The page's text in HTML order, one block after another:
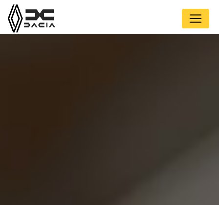
Panneau de gestion des cookies